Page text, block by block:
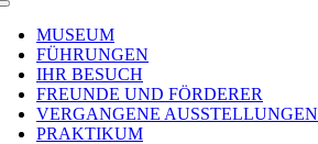
Toggle
NavigationMUSEUM
FÜHRUNGEN
IHR BESUCH
FREUNDE UND FÖRDERER
VERGANGENE AUSSTELLUNGEN
PRAKTIKUM